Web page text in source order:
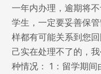
一年内办理，逾期将
学生，一定要妥善保
样都有可能关系到您
己实在处理不了的，
种情况： 1：留学期